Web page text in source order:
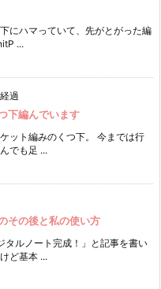
にハマっていて、先がとがった編
...
過
下編んでいます
ット編みのくつ下。 今までは行
でも足 ...
その後と私の使い方
タルノート完成！」と記事を書い
ど基本 ...